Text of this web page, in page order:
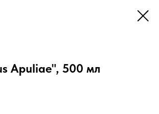
Apuliae", 500 мл